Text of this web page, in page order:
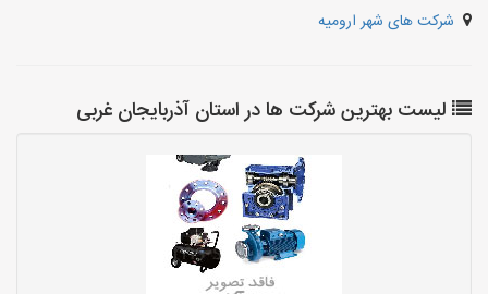
شرکت های شهر ارومیه
لیست بهترین شرکت ها در استان آذربایجان غربی